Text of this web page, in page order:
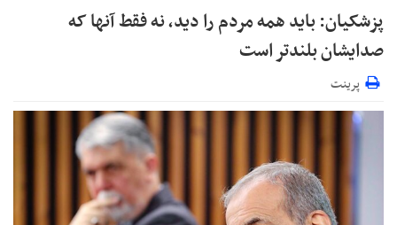
پزشکیان: باید همه مردم را دید، نه فقط آنها که
صدایشان بلندتر است
پرینت